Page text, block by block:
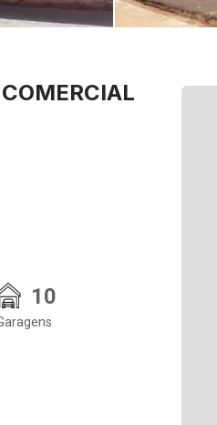
COMERCIAL
10